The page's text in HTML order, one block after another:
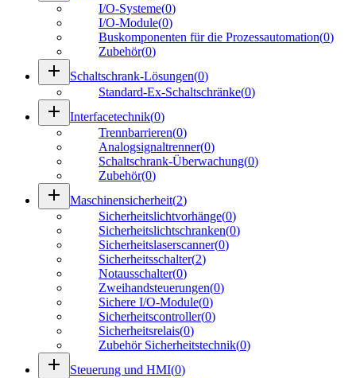
I/O-Systeme(0)
I/O-Module(0)
Buskomponenten für die Prozessautomation(0)
Zubehör(0)
add Schaltschrank-Lösungen(0)
Standard-Ex-Schaltschränke(0)
add Interfacetechnik(0)
Trennbarrieren(0)
Analogsignaltrenner(0)
Schaltschrank-Überwachung(0)
Zubehör(0)
add Maschinensicherheit(2)
Sicherheitslichtvorhänge(0)
Sicherheitslichtschranken(0)
Sicherheitslaserscanner(0)
Sicherheitsschalter(2)
Notausschalter(0)
Zweihandsteuerungen(0)
Sichere I/O-Module(0)
Sicherheitscontroller(0)
Sicherheitsrelais(0)
Zubehör Sicherheitstechnik(0)
add Steuerung und HMI(0)